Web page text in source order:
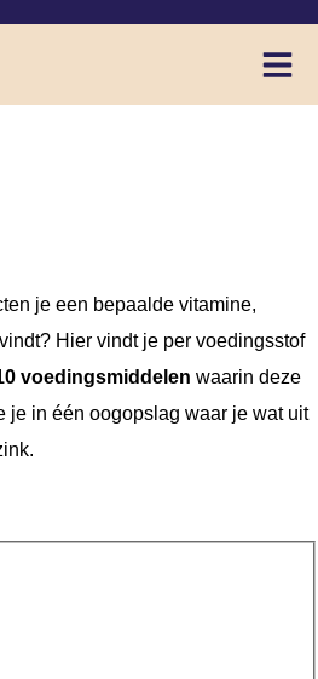
je een bepaalde vitamine,
Hier vindt je per voedingsstof
voedingsmiddelen waarin deze
je in één oogopslag waar je wat uit